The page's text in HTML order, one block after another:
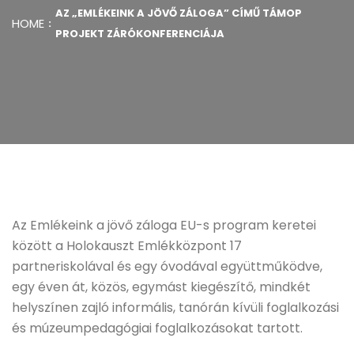
HOME
AZ „EMLÉKEINK A JÖVŐ ZÁLOGA” CÍMŰ TÁMOP
PROJEKT ZÁRÓKONFERENCIÁJA
Az Emlékeink a jövő záloga EU-s program keretei
között a Holokauszt Emlékközpont 17
partneriskolával és egy óvodával együttműködve,
egy éven át, közös, egymást kiegészítő, mindkét
helyszínen zajló informális, tanórán kívüli foglalkozási
és múzeumpedagógiai foglalkozásokat tartott.